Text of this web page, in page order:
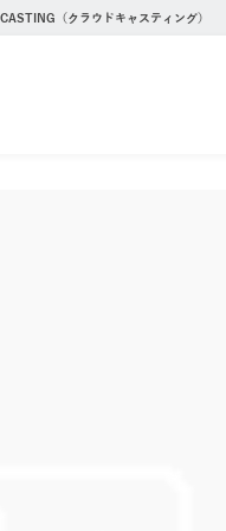
（クラウドキャスティング）